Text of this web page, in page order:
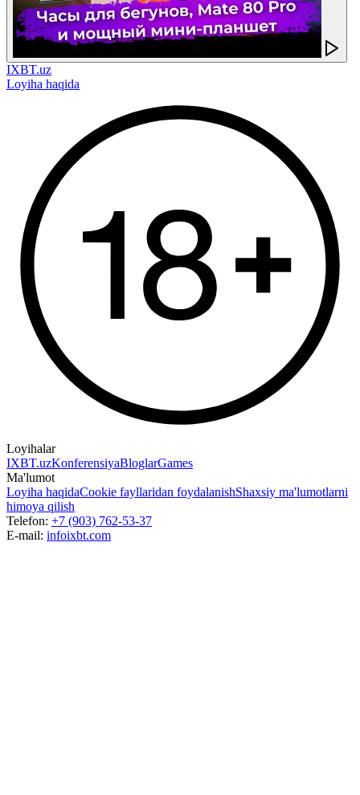
IXBT.uz
Loyiha haqida
Loyihalar
IXBT.uzKonferensiyaBloglarGames
Ma'lumot
Loyiha haqidaCookie fayllaridan foydalanishShaxsiy ma'lumotlarni
himoya qilish
Telefon: +7 (903) 762-53-37
E-mail: infoixbt.com